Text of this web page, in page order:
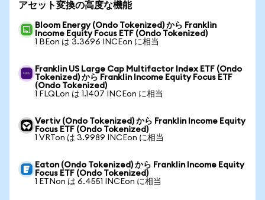
アセット変換の高度な機能
Bloom Energy (Ondo Tokenized) から Franklin
Income Equity Focus ETF (Ondo Tokenized)
1 BEon は 3.3696 INCEon に相当
Franklin US Large Cap Multifactor Index ETF (Ondo
Tokenized) から Franklin Income Equity Focus ETF
(Ondo Tokenized)
1 FLQLon は 1.1407 INCEon に相当
Vertiv (Ondo Tokenized) から Franklin Income Equity
Focus ETF (Ondo Tokenized)
1 VRTon は 3.9989 INCEon に相当
Eaton (Ondo Tokenized) から Franklin Income Equity
Focus ETF (Ondo Tokenized)
1 ETNon は 6.4551 INCEon に相当